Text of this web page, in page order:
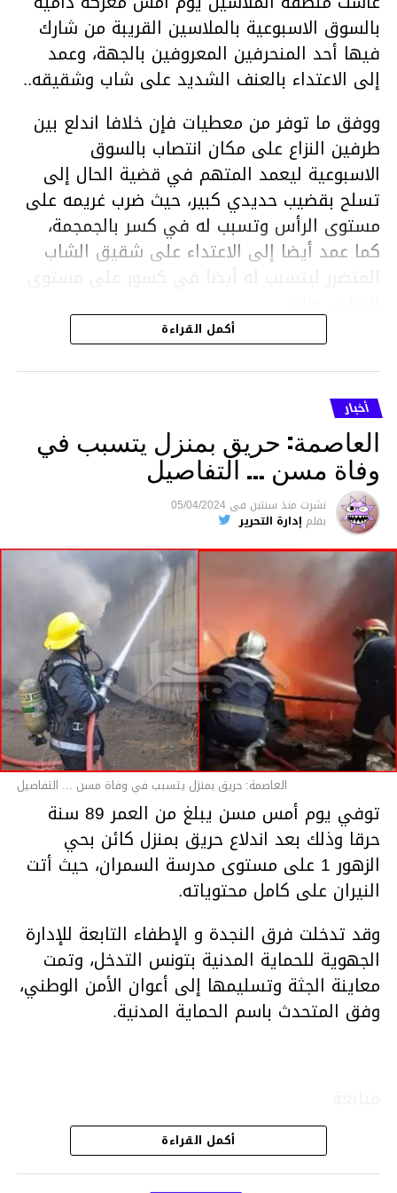
بالسوق الاسبوعية بالملاسين القريبة من شارك
فيها أحد المنحرفين المعروفين بالجهة، وعمد
إلى الاعتداء بالعنف الشديد على شاب وشقيقه..
ووفق ما توفر من معطيات فإن خلافا اندلع بين
طرفين النزاع على مكان انتصاب بالسوق
الاسبوعية ليعمد المتهم في قضية الحال إلى
تسلح بقضيب حديدي كبير، حيث ضرب غريمه على
مستوى الرأس وتسبب له في كسر بالجمجمة،
كما عمد أيضا إلى الاعتداء على شقيق الشاب
المتضرر ليتسبب له أيضا في كسور على مستوى
هذا وقد تمكن أعوان مركز الأمن الوطني بحي
هلال في توقيت قياسي من محاصرة المشتبه به
والقبض عليه وإحالته على التحقيق في خصوص
ما نُسبه إليه.
متابعة
قسم الاخبار
أكمل القراءة
أخبار
العاصمة: حريق بمنزل يتسبب في
وفاة مسن … التفاصيل
نشرت منذ سنتين فى 05/04/2024
بقلم إدارة التحرير
العاصمة: حريق بمنزل يتسبب في وفاة مسن ... التفاصيل
توفي يوم أمس مسن يبلغ من العمر 89 سنة
حرقا وذلك بعد اندلاع حريق بمنزل كائن بحي
الزهور 1 على مستوى مدرسة السمران، حيث أتت
النيران على كامل محتوياته.
وقد تدخلت فرق النجدة و الإطفاء التابعة للإدارة
الجهوية للحماية المدنية بتونس التدخل، وتمت
معاينة الجثة وتسليمها إلى أعوان الأمن الوطني،
وفق المتحدث باسم الحماية المدنية.
قسم الاخبار
أكمل القراءة